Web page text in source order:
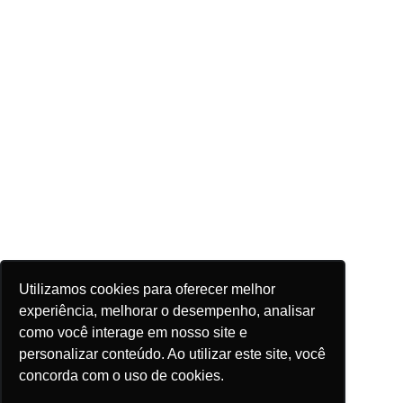
Utilizamos cookies para oferecer melhor
experiência, melhorar o desempenho, analisar
como você interage em nosso site e
personalizar conteúdo. Ao utilizar este site, você
concorda com o uso de cookies.